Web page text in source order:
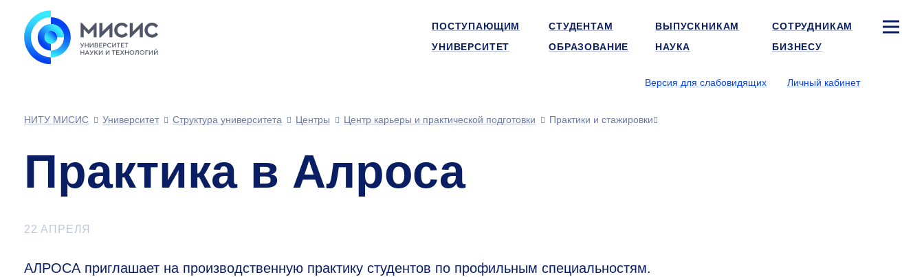
ПОСТУПАЮЩИМ СТУДЕНТАМ ВЫПУСКНИКАМ
СОТРУДНИКАМ
УНИВЕРСИТЕТ
ОБРАЗОВАНИЕ НАУКА БИЗНЕСУ
Версия для слабовидящих Личный кабинет
НИТУ МИСИС Университет Структура университета Центры Центр карьеры и практической подготовки Практики и стажировки
Практика в Алроса
22 АПРЕЛЯ
АЛРОСА приглашает на производственную практику студентов по профильным специальностям.